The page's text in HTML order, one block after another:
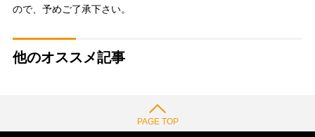
ので、予めご了承下さい。
他のオススメ記事
PAGE TOP